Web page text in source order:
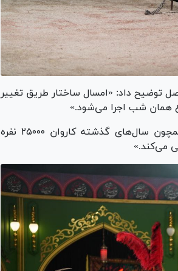
توضیح داد: «امسال ساختار طریق تغییر
همان شب اجرا می‌شود.»
وی افزود: «مهمان ویژه این فصل، علی آقا محمدی است که همچون سال‌های گذشته کاروان ۲۵۰۰۰ نفره